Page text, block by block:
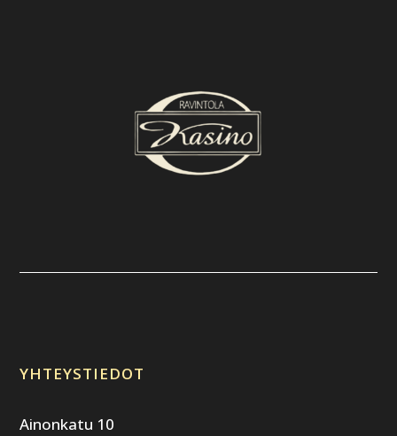
YHTEYSTIEDOT
Ainonkatu 10